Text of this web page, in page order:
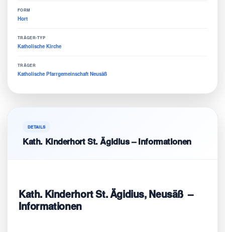
FORM
Hort
TRÄGER-TYP
Katholische Kirche
TRÄGER
Katholische Pfarrgemeinschaft Neusäß
DETAILS
Kath. Kinderhort St. Ägidius – Informationen
Kath. Kinderhort St. Ägidius, Neusäß –
Informationen